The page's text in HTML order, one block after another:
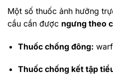
Một số thuốc ảnh hưởng
cầu cần được ngưng theo
Thuốc chống đông:
Thuốc chống kết tập